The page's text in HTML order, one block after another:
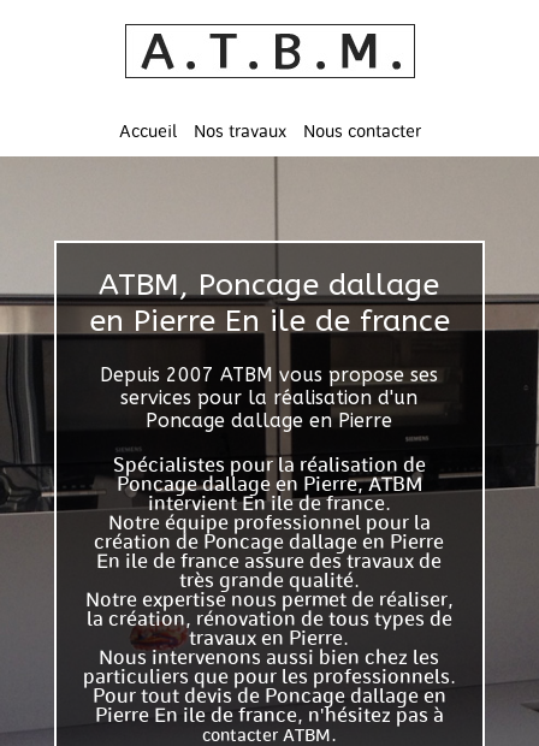
Accueil Nos travaux Nous contacter
ATBM, Poncage dallage
en Pierre En ile de france
Depuis 2007 ATBM vous propose ses
services pour la réalisation d'un
Poncage dallage en Pierre
Spécialistes pour la réalisation de
Poncage dallage en Pierre, ATBM
intervient En ile de france.
Notre équipe professionnel pour la
création de Poncage dallage en Pierre
En ile de france assure des travaux de
très grande qualité.
Notre expertise nous permet de réaliser,
la création, rénovation de tous types de
travaux en Pierre.
Nous intervenons aussi bien chez les
particuliers que pour les professionnels.
Pour tout devis de Poncage dallage en
Pierre En ile de france, n'hésitez pas à
contacter ATBM.